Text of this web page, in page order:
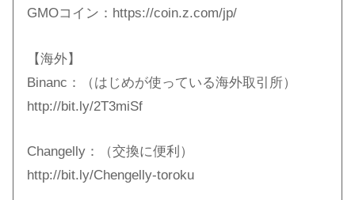
GMOコイン：https://coin.z.com/jp/​
【海外】
Binanc：（はじめが使っている海外取引所）
http://bit.ly/2T3miSf​
Changelly：（交換に便利）
http://bit.ly/Chengelly-toroku​